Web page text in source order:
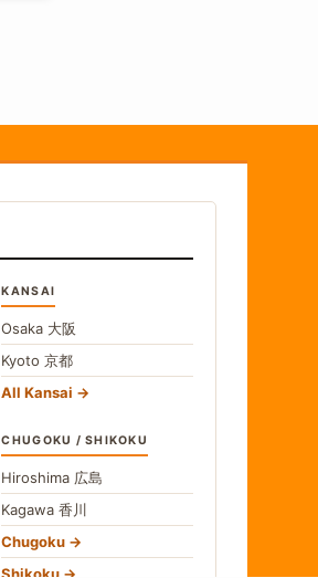
KANSAI
Osaka 大阪
Kyoto京都
All Kansai
CHUGOKU / SHIKOKU
Hiroshima 広島
Kagawa香川
Chugoku
Shikoku